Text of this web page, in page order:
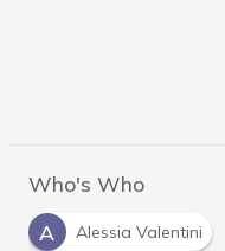
Who's Who
A
Alessia Valentini